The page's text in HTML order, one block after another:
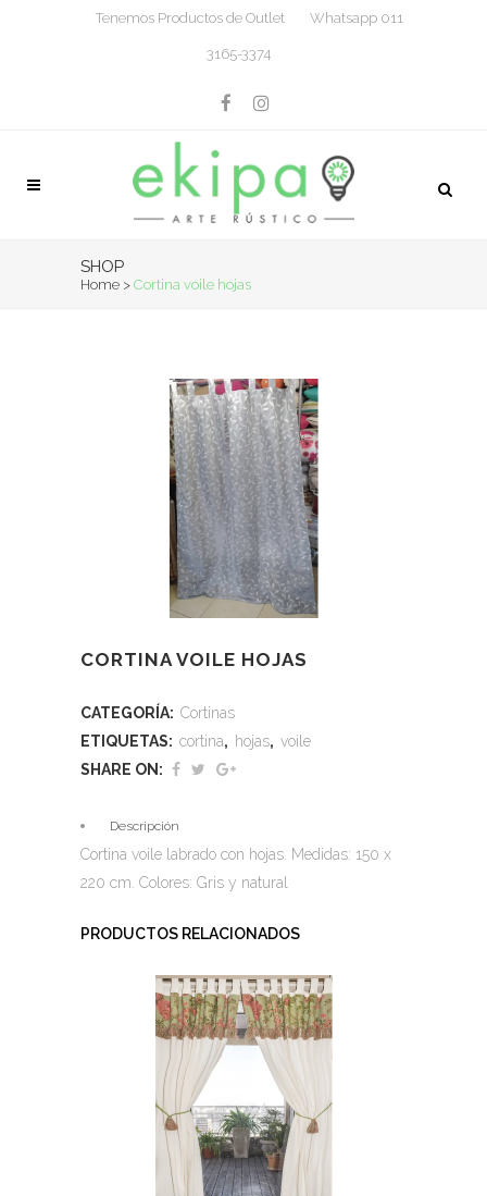
Tenemos Productos de Outlet Whatsapp 011
3165-3374
SHOP
Home > Cortina voile hojas
CORTINA VOILE HOJAS
CATEGORÍA: Cortinas
ETIQUETAS: cortina, hojas, voile
SHARE ON:
Descripción
Cortina voile labrado con hojas. Medidas: 150 x
220 cm. Colores: Gris y natural
PRODUCTOS RELACIONADOS